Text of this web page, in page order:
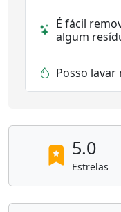
É fácil
algum
Posso lavar
5.0
Estrelas